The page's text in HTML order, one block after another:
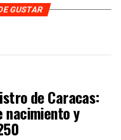
GUSTAR
de Caracas:
nacimiento y